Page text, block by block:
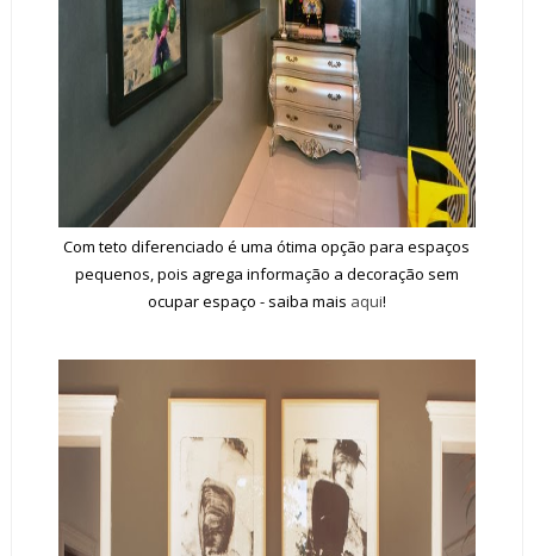
Com teto diferenciado é uma ótima opção para espaços
pequenos, pois agrega informação a decoração sem
ocupar espaço - saiba mais aqui!